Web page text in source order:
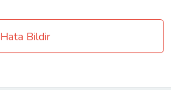
Hata Bildir